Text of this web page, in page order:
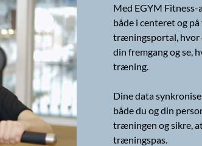
Med EGYM
både i centeret og
træningsportal, hvor
din fremgang og se,
træning.
Dine data
både du og din
træningen og sikre,
træningspas.